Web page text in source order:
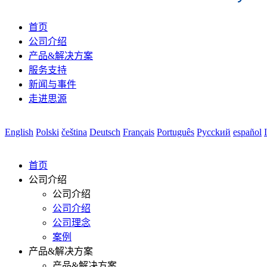
首页
公司介绍
产品&解决方案
服务支持
新闻与事件
走进思源
English Polski čeština Deutsch Français Português Pycckий español
首页
公司介绍
公司介绍
公司介绍
公司理念
案例
产品&解决方案